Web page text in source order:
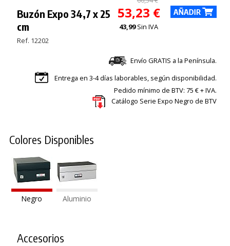
Buzón Expo 34,7 x 25
cm
Ref. 12202
53,23 €
43,99Sin IVA
Envío GRATIS a la Península.
Entrega en 3-4 días laborables, según disponibilidad.
Pedido mínimo de BTV: 75 € + IVA.
Catálogo Serie Expo Negro de BTV
Colores Disponibles
Negro Aluminio
Accesorios